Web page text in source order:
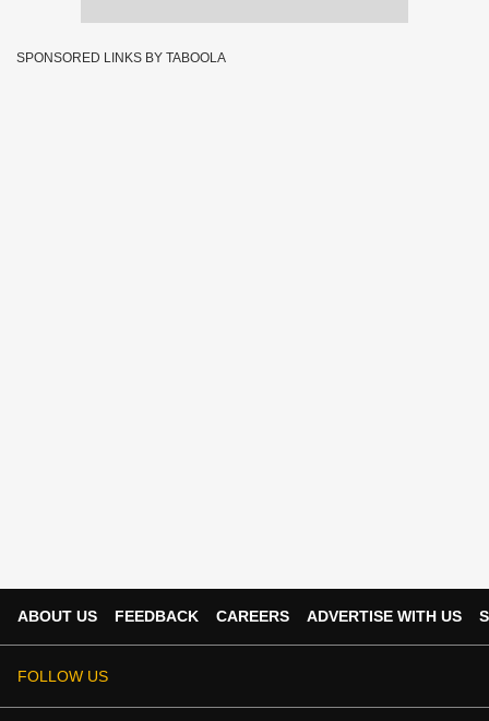
SPONSORED LINKS BY TABOOLA
ABOUT US FEEDBACK CAREERS ADVERTISE WITH US
FOLLOW US